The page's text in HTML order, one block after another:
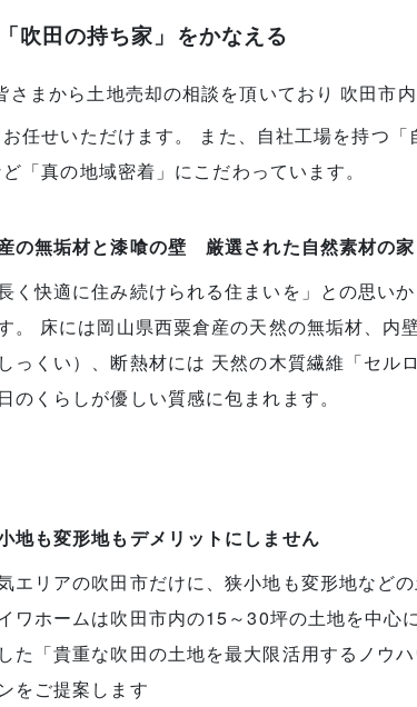
吹田の持ち家」をかなえる
まから土地売却の相談を頂いており 吹田市
任せいただけます。 また、自社工場を持つ
「真の地域密着」にこだわっています。
の無垢材と漆喰の壁 厳選された自然素材の家
長く快適に住み続けられる住まいを」との思い
。 床には岡山県西粟倉産の天然の無垢材、内
しっくい）、断熱材には 天然の木質繊維「セル
のくらしが優しい質感に包まれます。
地も変形地もデメリットにしません
エリアの吹田市だけに、狭小地も変形地など
ワホームは吹田市内の15～30坪の土地を中心
た「貴重な吹田の土地を最大限活用するノウ
をご提案します